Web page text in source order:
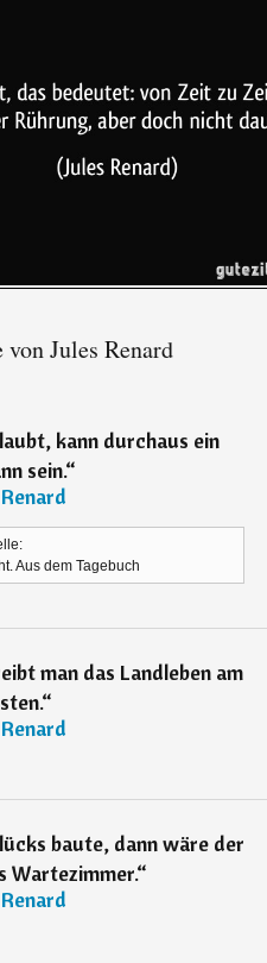
Jules Renard
kann durchaus ein
sein.“
Aus dem Tagebuch
man das Landleben am
“
baute, dann wäre der
Wartezimmer.“